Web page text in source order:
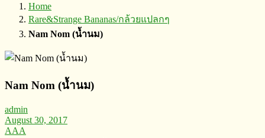
Home
Rare&Strange Bananas/กล้วยแปลกๆ
Nam Nom (น้ำนม)
Nam Nom (น้ำนม)
admin
August 30, 2017
AAA